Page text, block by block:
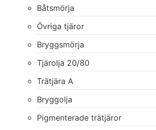
Båtsmörja
Övriga tjäror
Bryggsmörja
Tjärolja 20/80
Trätjära A
Bryggolja
Pigmenterade trätjäror